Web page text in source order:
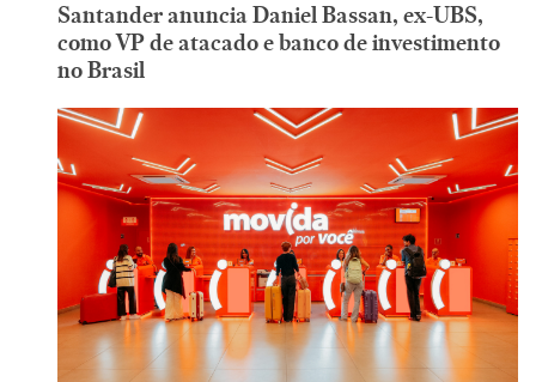
Santander anuncia Daniel Bassan, ex-UBS,
como VP de atacado e banco de investimento
no Brasil